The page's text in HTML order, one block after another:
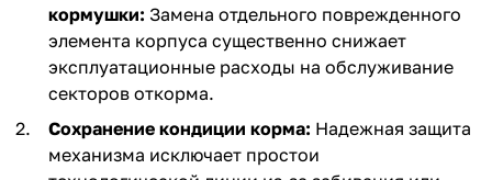
кормушки: Замена отдельного поврежденного
элемента корпуса существенно снижает
эксплуатационные расходы на обслуживание
секторов откорма.
Сохранение кондиции корма: Надежная защита
механизма исключает простои